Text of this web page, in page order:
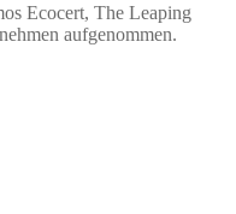
Ecocert, The Leaping
aufgenommen.